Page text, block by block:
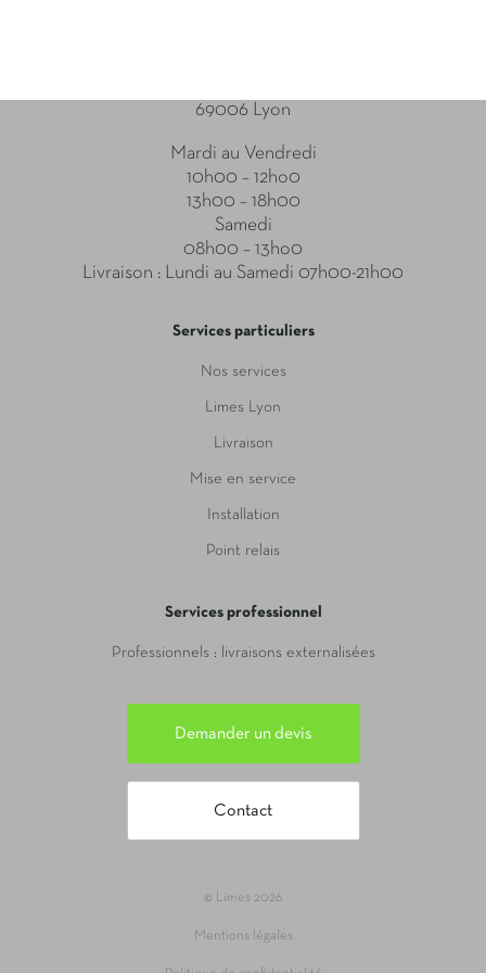
69006 Lyon
Mardi au Vendredi
10h00 – 12ho0
13h00 – 18h00
Samedi
08h00 – 13ho0
Livraison : Lundi au Samedi 07h00-21h00
Services particuliers
Nos services
Limes Lyon
Livraison
Mise en service
Installation
Point relais
Services professionnel
Professionnels : livraisons externalisées
Demander un devis
Contact
© Limes 2026
Mentions légales